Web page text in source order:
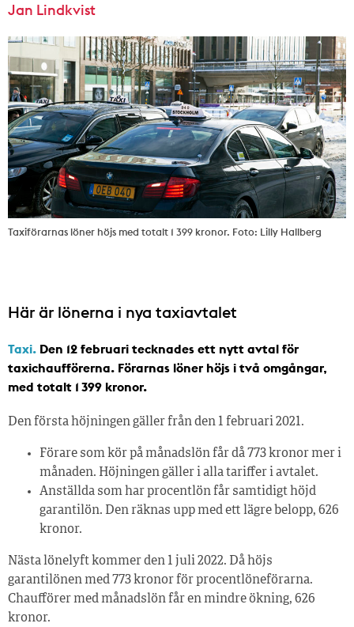
Jan Lindkvist
Taxiförarnas löner höjs med totalt 1 399 kronor. Foto: Lilly Hallberg
Här är lönerna i nya taxiavtalet
Taxi. Den 12 februari tecknades ett nytt avtal för
taxichaufförerna. Förarnas löner höjs i två omgångar,
med totalt 1 399 kronor.
Den första höjningen gäller från den 1 februari 2021.
Förare som kör på månadslön får då 773 kronor mer i
månaden. Höjningen gäller i alla tariffer i avtalet.
Anställda som har procentlön får samtidigt höjd
garantilön. Den räknas upp med ett lägre belopp, 626
kronor.
Nästa lönelyft kommer den 1 juli 2022. Då höjs
garantilönen med 773 kronor för procentlöneförarna.
Chaufförer med månadslön får en mindre ökning, 626
kronor.